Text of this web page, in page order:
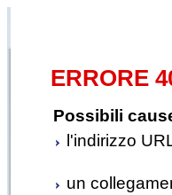
ERRORE
Possibili
l'indirizzo
un